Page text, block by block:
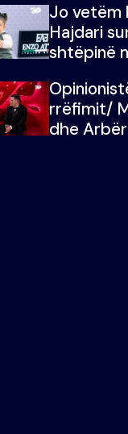
Doja ta
në fund
Jo vetëm
Hajdari
shtëpinë
me
rrëfimit/
dhe